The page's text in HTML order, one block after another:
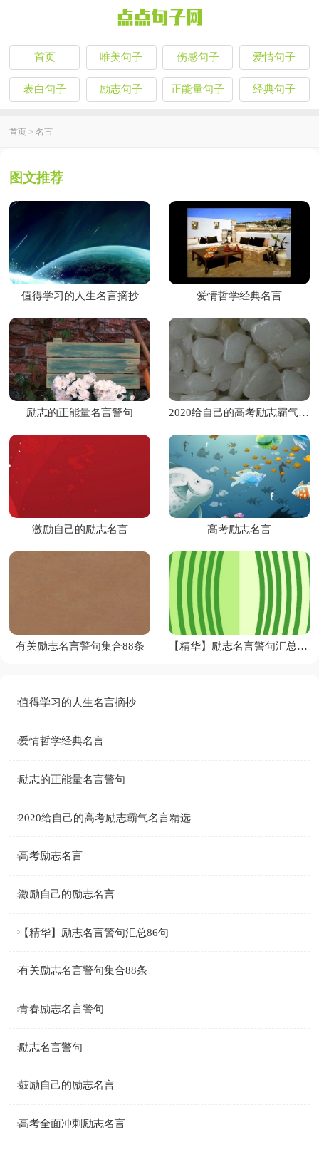
首页 唯美句子 伤感句子 爱情句子
表白句子 励志句子 正能量句子 经典句子
首页 > 名言
图文推荐
值得学习的人生名言摘抄 爱情哲学经典名言
励志的正能量名言警句 2020给自己的高考励志霸气名言精选
激励自己的励志名言 高考励志名言
有关励志名言警句集合88条 【精华】励志名言警句汇总86句
值得学习的人生名言摘抄
爱情哲学经典名言
励志的正能量名言警句
2020给自己的高考励志霸气名言精选
高考励志名言
激励自己的励志名言
【精华】励志名言警句汇总86句
有关励志名言警句集合88条
青春励志名言警句
励志名言警句
鼓励自己的励志名言
高考全面冲刺励志名言